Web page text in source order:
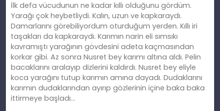
İlk defa vücudunun ne kadar kıllı olduğunu gördüm.
Yarağı çok heybetliydi. Kalın, uzun ve kapkaraydı.
Damarlarını görebiliyordum oturduğum yerden. Kıllı iri
taşakları da kapkaraydı. Karımın narin eli sımsıkı
kavramıştı yarağının gövdesini adeta kaçmasından
korkar gibi. Az sonra Nusret bey karımı altına aldı. Pelin
bacaklarını aralayıp dizlerini kaldırdı. Nusret bey eliyle
koca yarağını tutup karımın amına dayadı. Dudaklarını
karımın dudaklarından ayırıp gözlerinin içine baka baka
ittirmeye başladı…